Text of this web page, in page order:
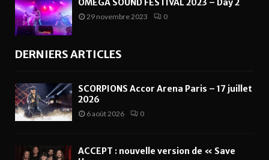
OMEGA SOUND FESTIVAL 2023 – Day 2
29 novembre 2023 0
DERNIERS ARTICLES
SCORPIONS Accor Arena Paris – 17 juillet
2026
6 août 2026 0
ACCEPT : nouvelle version de « Save